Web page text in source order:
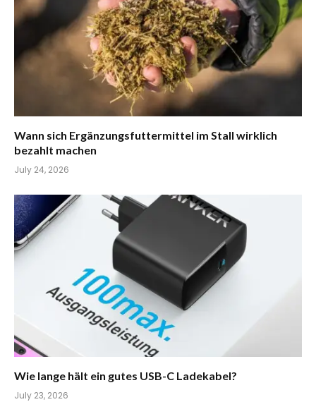
Wann sich Ergänzungsfuttermittel im Stall wirklich
bezahlt machen
July 24, 2026
Wie lange hält ein gutes USB-C Ladekabel?
July 23, 2026